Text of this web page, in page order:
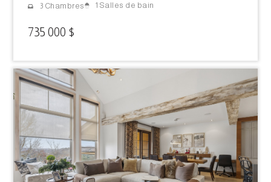
3 Chambres 1 Salles de bain
735 000 $